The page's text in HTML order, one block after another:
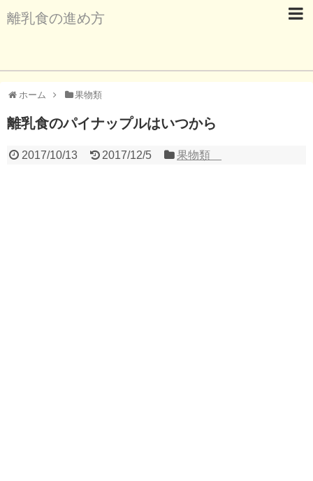
離乳食の進め方
ホーム 果物類
離乳食のパイナップルはいつから
2017/10/13 2017/12/5 果物類